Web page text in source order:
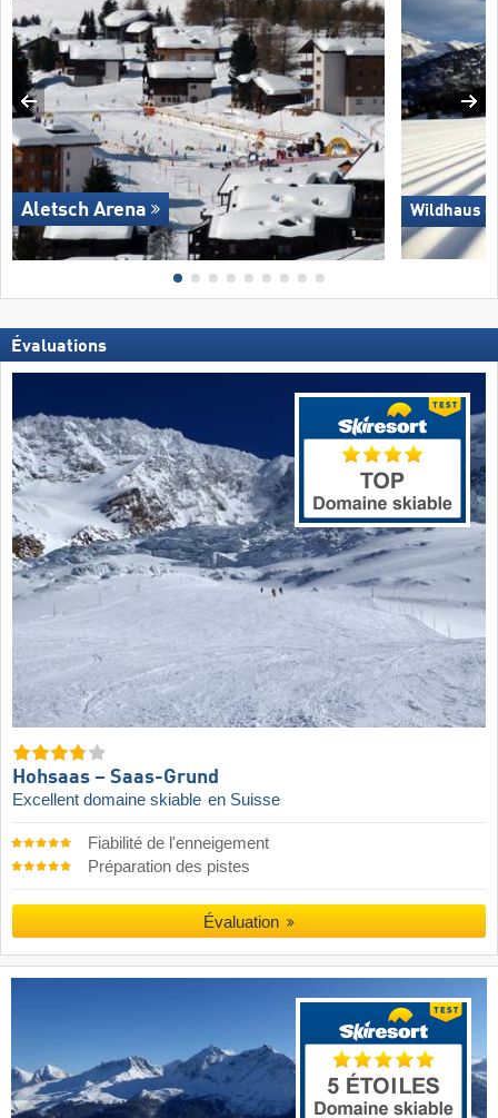
Aletsch Arena Wildhaus –
Évaluations
Hohsaas – Saas-Grund
Excellent domaine skiable en Suisse
Fiabilité de l'enneigement
Préparation des pistes
Évaluation